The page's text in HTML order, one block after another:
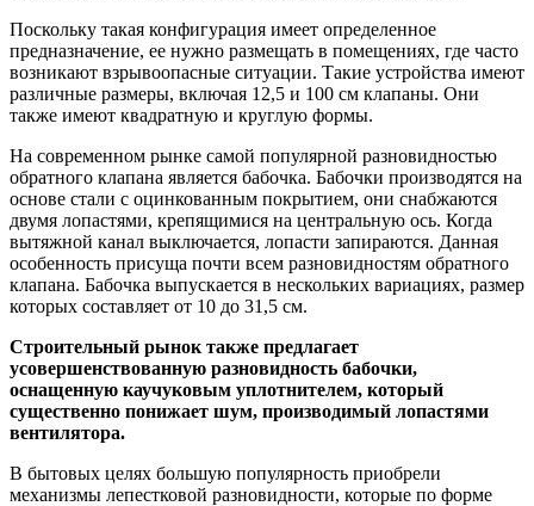
Поскольку такая конфигурация имеет определенное
предназначение, ее нужно размещать в помещениях, где часто
возникают взрывоопасные ситуации. Такие устройства имеют
различные размеры, включая 12,5 и 100 см клапаны. Они
также имеют квадратную и круглую формы.
На современном рынке самой популярной разновидностью
обратного клапана является бабочка. Бабочки производятся на
основе стали с оцинкованным покрытием, они снабжаются
двумя лопастями, крепящимися на центральную ось. Когда
вытяжной канал выключается, лопасти запираются. Данная
особенность присуща почти всем разновидностям обратного
клапана. Бабочка выпускается в нескольких вариациях, размер
которых составляет от 10 до 31,5 см.
Строительный рынок также предлагает
усовершенствованную разновидность бабочки,
оснащенную каучуковым уплотнителем, который
существенно понижает шум, производимый лопастями
вентилятора.
В бытовых целях большую популярность приобрели
механизмы лепестковой разновидности, которые по форме